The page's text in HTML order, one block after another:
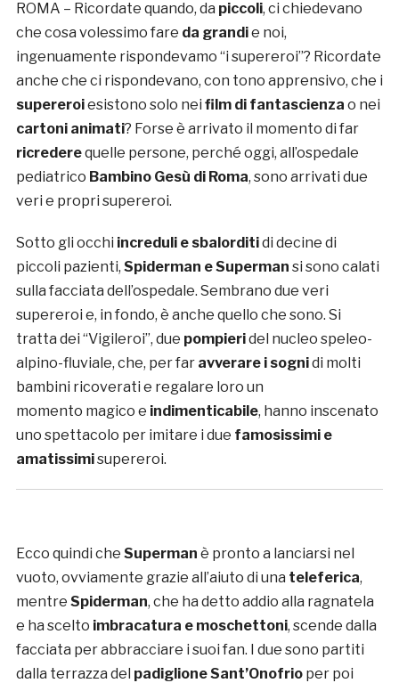
ROMA – Ricordate quando, da piccoli, ci chiedevano
che cosa volessimo fare da grandie noi,
ingenuamente rispondevamo “i supereroi”? Ricordate
anche che ci rispondevano, con tono apprensivo, che i
supereroiesistono solo nei film di fantascienza o nei
cartoni animati? Forse è arrivato il momento di far
ricrederequelle persone, perché oggi, all’ospedale
pediatrico Bambino Gesù di Roma, sono arrivati due
veri e propri supereroi.
Sotto gli occhi increduli e sbalorditidi decine di
piccoli pazienti, Spiderman e Superman si sono calati
sulla facciata dell’ospedale. Sembrano due veri
supereroi e, in fondo, è anche quello che sono. Si
tratta dei “Vigileroi”, due pompieridel nucleo speleo-
alpino-fluviale, che, per far avverare i sognidi molti
bambini ricoverati e regalare loro un
momento magico e indimenticabile, hanno inscenato
uno spettacolo per imitare i due famosissimi e
amatissimisupereroi.
Ecco quindi che Superman è pronto a lanciarsi nel
vuoto, ovviamente grazie all’aiuto di una teleferica,
mentre Spiderman, che ha detto addio alla ragnatela
e ha scelto imbracatura e moschettoni, scende dalla
facciata per abbracciare i suoi fan. I due sono partiti
dalla terrazza del padiglione Sant’Onofrioper poi